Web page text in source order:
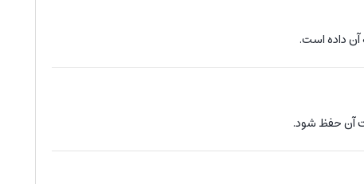
آن داده است.
آن حفظ شود.